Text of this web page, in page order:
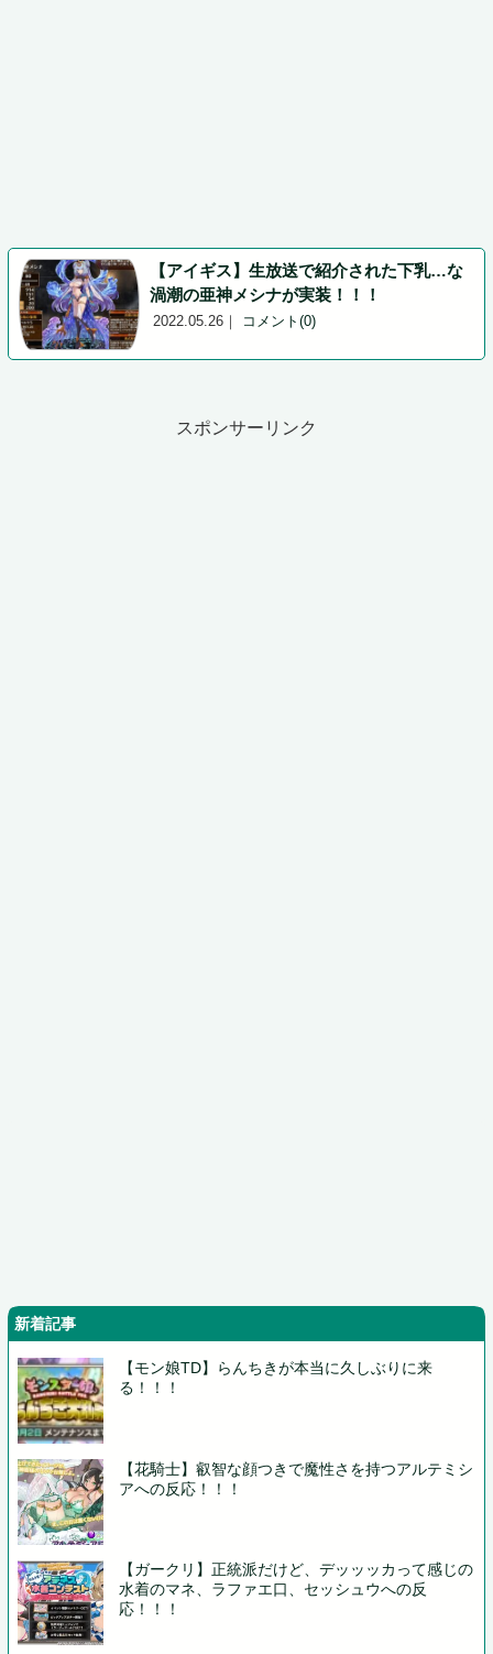
2022.05.26 ｜ コメント(0)
【アイギス】生放送で紹介された下乳…な
渦潮の亜神メシナが実装！！！
スポンサーリンク
新着記事
【モン娘TD】らんちきが本当に久しぶりに来
る！！！
【花騎士】叡智な顔つきで魔性さを持つアルテミシ
アへの反応！！！
【ガークリ】正統派だけど、デッッッカって感じの
水着のマネ、ラファエ口、セッシュウへの反
応！！！